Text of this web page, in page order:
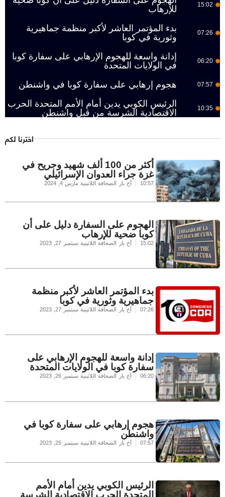
15:02
للإرهاب
07:26
بدء المؤتمر العاشر لأكبر منظمة جماهيرية
وثورية في كوبا
06:20
إدانة واسعة للهجوم الإرهابي على سفارة كوبا
في الولايات المتحدة
07:57 هجوم إرهابي على سفارة كوبا في واشنطن
10:35
الرئيس الكوبي يدين أمام الأمم المتحدة الحرب
الاقتصادية الشرسة من قبل واشنطن
اخترنا لكم
أكثر من 100 ألف شهيد وجريح في
غزة جراء العدوان الإسرائيلي
10:57 أخ بار الصحافة اللاتينية مارس 4, 2024
الهجوم على السفارة دليل على أن
كوبا ضحية للإرهاب
15:02 أخ بار الصحافة اللاتينية سبتمبر 27, 2023
بدء المؤتمر العاشر لأكبر منظمة
جماهيرية وثورية في كوبا
07:26 أخ بار الصحافة اللاتينية سبتمبر 27, 2023
إدانة واسعة للهجوم الإرهابي على
سفارة كوبا في الولايات المتحدة
06:20 أخ بار الصحافة اللاتينية سبتمبر 26, 2023
هجوم إرهابي على سفارة كوبا في
واشنطن
07:57 أخ بار الصحافة اللاتينية سبتمبر 25, 2023
الرئيس الكوبي يدين أمام الأمم
المتحدة الحرب الاقتصادية الشرسة